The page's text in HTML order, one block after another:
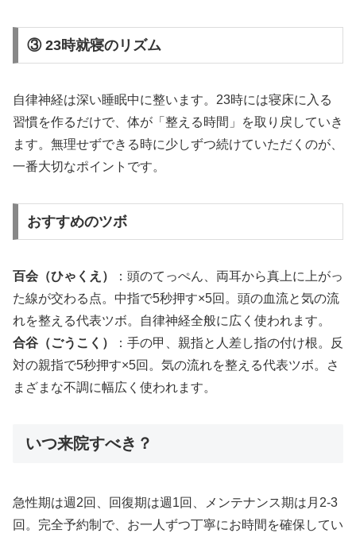
③ 23時就寝のリズム
自律神経は深い睡眠中に整います。23時には寝床に入る
習慣を作るだけで、体が「整える時間」を取り戻していき
ます。無理せずできる時に少しずつ続けていただくのが、
一番大切なポイントです。
おすすめのツボ
百会（ひゃくえ）
：頭のてっぺん、両耳から真上に上がっ
た線が交わる点。中指で5秒押す×5回。頭の血流と気の流
れを整える代表ツボ。自律神経全般に広く使われます。
合谷（ごうこく）
：手の甲、親指と人差し指の付け根。反
対の親指で5秒押す×5回。気の流れを整える代表ツボ。さ
まざまな不調に幅広く使われます。
いつ来院すべき？
急性期は週2回、回復期は週1回、メンテナンス期は月2-3
回。完全予約制で、お一人ずつ丁寧にお時間を確保してい